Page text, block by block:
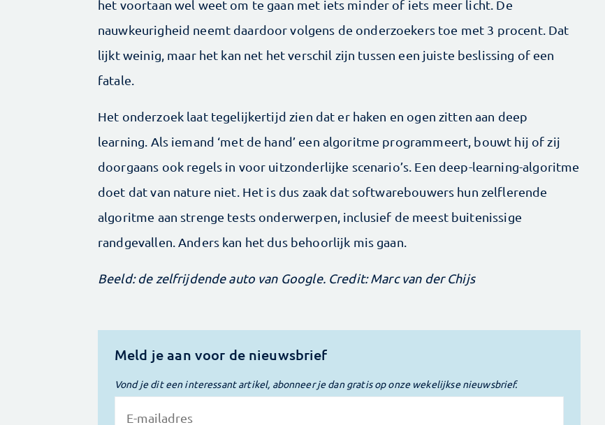
het voortaan wel weet om te gaan met iets minder of iets meer licht. De
nauwkeurigheid neemt daardoor volgens de onderzoekers toe met 3 procent. Dat
lijkt weinig, maar het kan net het verschil zijn tussen een juiste beslissing of een
fatale.
Het onderzoek laat tegelijkertijd zien dat er haken en ogen zitten aan deep
learning. Als iemand ‘met de hand’ een algoritme programmeert, bouwt hij of zij
doorgaans ook regels in voor uitzonderlijke scenario’s. Een deep-learning-algoritme
doet dat van nature niet. Het is dus zaak dat softwarebouwers hun zelflerende
algoritme aan strenge tests onderwerpen, inclusief de meest buitenissige
randgevallen. Anders kan het dus behoorlijk mis gaan.
Beeld: de zelfrijdende auto van Google. Credit: Marc van der Chijs
Meld je aan voor de nieuwsbrief
Vond je dit een interessant artikel, abonneer je dan gratis op onze wekelijkse nieuwsbrief.